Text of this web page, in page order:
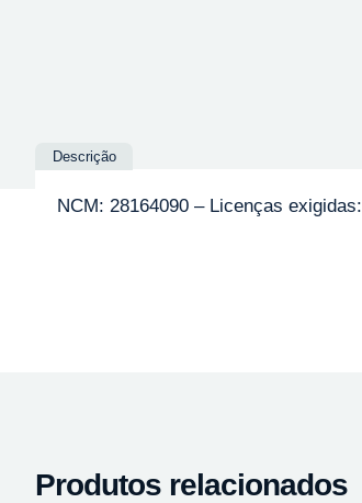
Descrição
NCM: 28164090 – Licenças exigidas:
Produtos relacionados